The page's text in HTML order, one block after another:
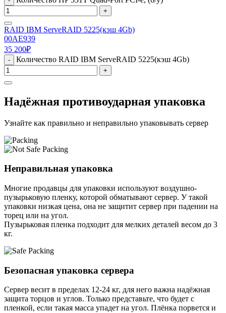
+
RAID IBM ServeRAID 5225(кэш 4Gb)
00AE939
35 200₽
- Количество RAID IBM ServeRAID 5225(кэш 4Gb)
+
Надёжная противоударная упаковка
Узнайте как правильно и неправильно упаковывать сервер
Неправильная упаковка
Многие продавцы для упаковки используют воздушно-
пузырьковую пленку, которой обматывают сервер. У такой
упаковки низкая цена, она не защитит сервер при падении на
торец или на угол.
Пузырьковая пленка подходит для мелких деталей весом до 3
кг.
Безопасная упаковка сервера
Сервер весит в пределах 12-24 кг, для него важна надёжная
защита торцов и углов. Только представьте, что будет с
пленкой, если такая масса упадет на угол. Плёнка порвется и